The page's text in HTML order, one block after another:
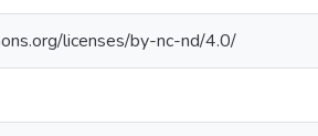
licenses/by-nc-nd/4.0/